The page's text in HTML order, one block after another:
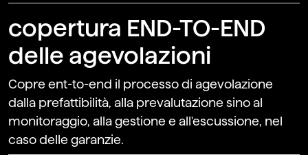
copertura END-TO-END
delle agevolazioni
Copre ent-to-end il processo di agevolazione
dalla prefattibilità, alla prevalutazione sino al
monitoraggio, alla gestione e all'escussione, nel
caso delle garanzie.